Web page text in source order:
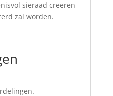
sieraad creëren
zal worden.